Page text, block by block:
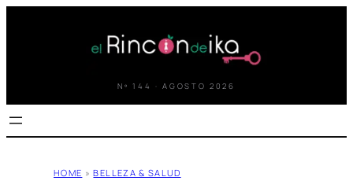
Nº 144 · AGOSTO 2026
HOME » BELLEZA & SALUD